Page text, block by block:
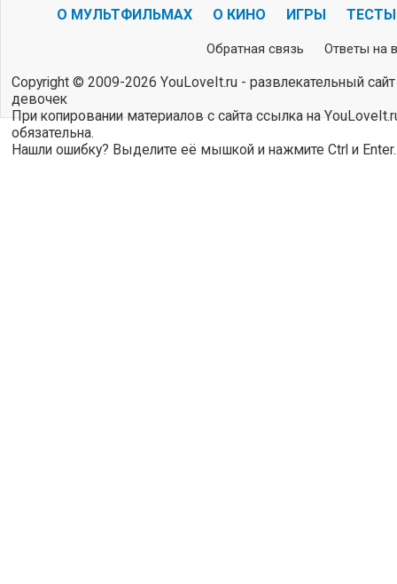
О МУЛЬТФИЛЬМАХ О КИНО ИГРЫ ТЕСТЫ
Обратная связь Ответы на
Copyright © 2009-2026 YouLoveIt.ru - развлекательный
девочек
При копировании материалов с сайта ссылка на
обязательна.
Нашли ошибку? Выделите её мышкой и нажмите Ctrl и Enter.